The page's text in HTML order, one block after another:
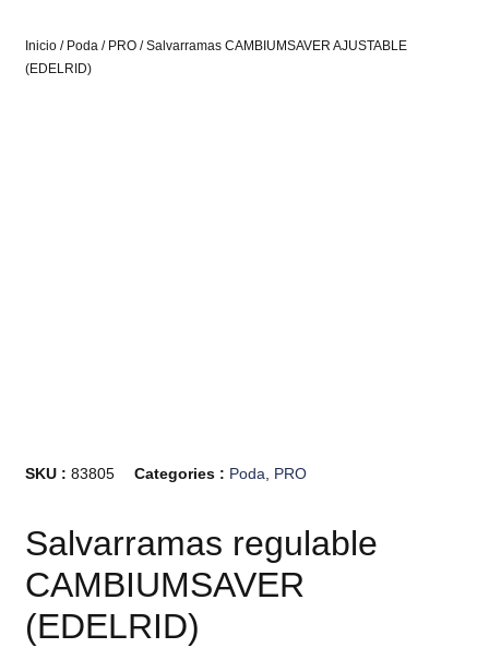
Inicio / Poda / PRO / Salvarramas CAMBIUMSAVER AJUSTABLE
(EDELRID)
SKU :83805 Categories : Poda PRO
Salvarramas regulable
CAMBIUMSAVER
(EDELRID)